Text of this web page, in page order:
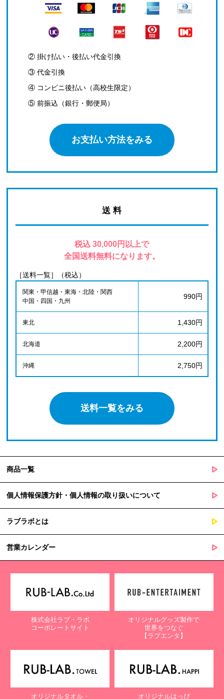
② 掛け払い・後払い代金引換
③ 代金引換
④ コンビニ後払い（高校生限定）
⑤ 前振込（銀行・郵便局）
お支払い方法をみる
送 料
税込 30,000円以上で
全国送料無料になります。
［送料一覧］（税込）
関東・甲信越・東海・北陸・関西
中国・四国・九州
990円
東北 1,430円
北海道 2,200円
沖縄 2,750円
送料一覧をみる
商品一覧
個人情報保護方針・個人情報の取り扱いについて
ラブラボとは
営業カレンダー
株式会社ラブ・ラボ
コーポレートサイト
オリジナルグッズ製作で
世界をつなぐ
【ラブエンタ】
オリジナルタオル・ オリジナルはっぴ